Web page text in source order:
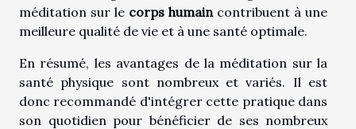
méditation sur le corps humain contribuent à une
meilleure qualité de vie et à une santé optimale.
En résumé, les avantages de la méditation sur la
santé physique sont nombreux et variés. Il est
donc recommandé d'intégrer cette pratique dans
son quotidien pour bénéficier de ses nombreux